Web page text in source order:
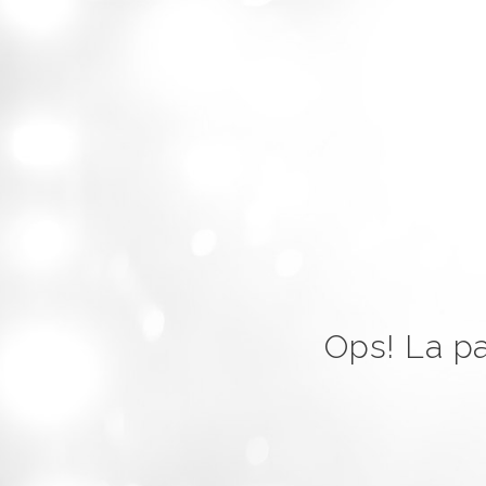
Ops! La